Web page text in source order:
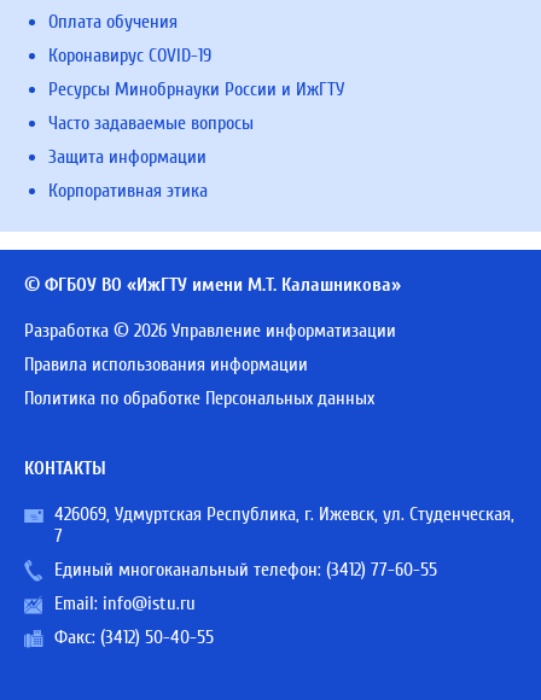
Оплата обучения
Коронавирус COVID-19
Ресурсы Минобрнауки России и ИжГТУ
Часто задаваемые вопросы
Защита информации
Корпоративная этика
© ФГБОУ ВО «ИжГТУ имени М.Т. Калашникова»
Разработка © 2026 Управление информатизации
Правила использования информации
Политика по обработке Персональных данных
КОНТАКТЫ
426069, Удмуртская Республика, г. Ижевск, ул. Студенческая,
7
Единый многоканальный телефон: (3412) 77-60-55
Email: info@istu.ru
Факс: (3412) 50-40-55